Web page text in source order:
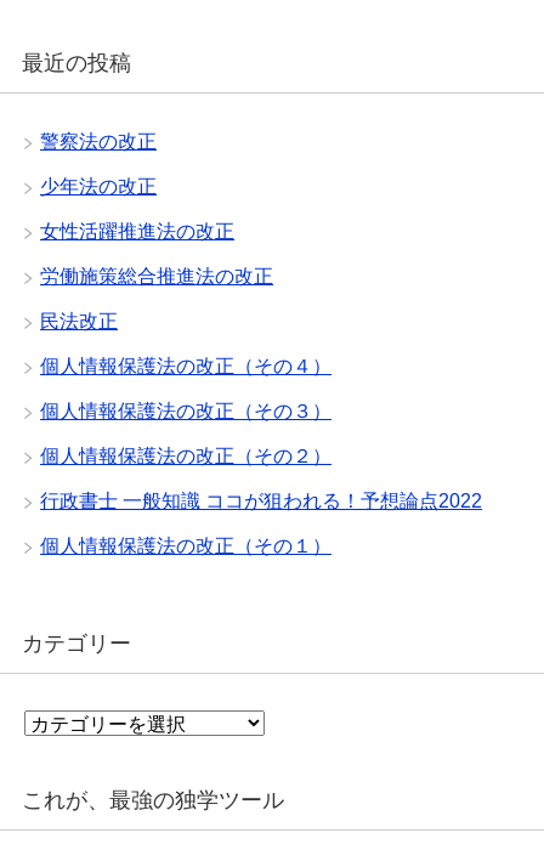
最近の投稿
警察法の改正
少年法の改正
女性活躍推進法の改正
労働施策総合推進法の改正
民法改正
個人情報保護法の改正（その４）
個人情報保護法の改正（その３）
個人情報保護法の改正（その２）
行政書士 一般知識 ココが狙われる！予想論点2022
個人情報保護法の改正（その１）
カテゴリー
カ
リ
これが、最強の独学ツール